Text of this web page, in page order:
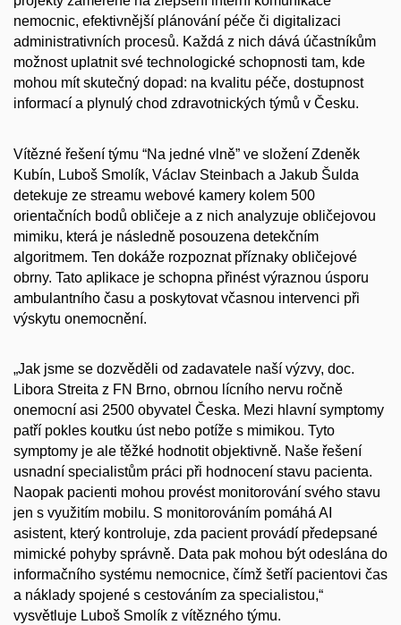
nemocnic, efektivnější plánování péče či digitalizaci
administrativních procesů. Každá z nich dává účastníkům
možnost uplatnit své technologické schopnosti tam, kde
mohou mít skutečný dopad: na kvalitu péče, dostupnost
informací a plynulý chod zdravotnických týmů v Česku.
Vítězné řešení týmu “Na jedné vlně” ve složení Zdeněk
Kubín, Luboš Smolík, Václav Steinbach a Jakub Šulda
detekuje ze streamu webové kamery kolem 500
orientačních bodů obličeje a z nich analyzuje obličejovou
mimiku, která je následně posouzena detekčním
algoritmem. Ten dokáže rozpoznat příznaky obličejové
obrny. Tato aplikace je schopna přinést výraznou úsporu
ambulantního času a poskytovat včasnou intervenci při
výskytu onemocnění.
„Jak jsme se dozvěděli od zadavatele naší výzvy, doc.
Libora Streita z FN Brno, obrnou lícního nervu ročně
onemocní asi 2500 obyvatel Česka. Mezi hlavní symptomy
patří pokles koutku úst nebo potíže s mimikou. Tyto
symptomy je ale těžké hodnotit objektivně. Naše řešení
usnadní specialistům práci při hodnocení stavu pacienta.
Naopak pacienti mohou provést monitorování svého stavu
jen s využitím mobilu. S monitorováním pomáhá AI
asistent, který kontroluje, zda pacient provádí předepsané
mimické pohyby správně. Data pak mohou být odeslána do
informačního systému nemocnice, čímž šetří pacientovi čas
a náklady spojené s cestováním za specialistou,“
vysvětluje Luboš Smolík z vítězného týmu.